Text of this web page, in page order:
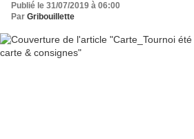
Publié le 31/07/2019 à 06:00
Par Gribouillette